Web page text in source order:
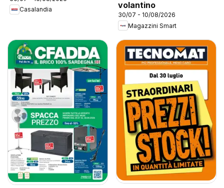
Casalandia
volantino
30/07 - 10/08/2026
Magazzini Smart